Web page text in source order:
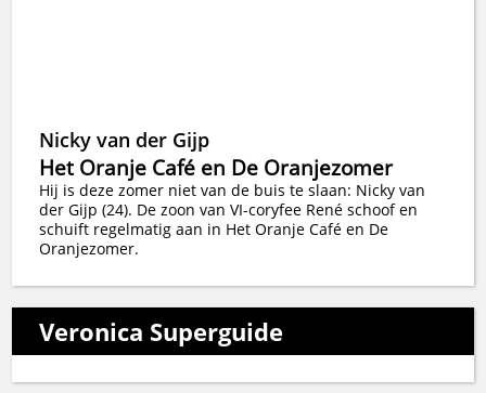
Nicky van der Gijp
Het Oranje Café en De Oranjezomer
Hij is deze zomer niet van de buis te slaan: Nicky van
der Gijp (24). De zoon van VI-coryfee René schoof en
schuift regelmatig aan in Het Oranje Café en De
Oranjezomer.
Veronica Superguide